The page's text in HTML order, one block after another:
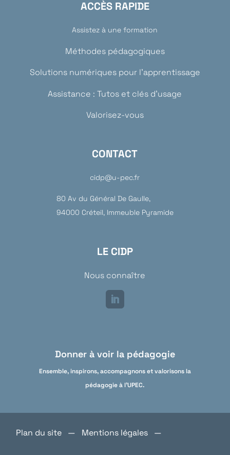
ACCÈS RAPIDE
Assistez à une formation
Méthodes pédagogiques
Solutions numériques pour l’apprentissage
Assistance : Tutos et clés d’usage
Valorisez-vous
CONTACT
cidp@u-pec.fr
80 Av du Général De Gaulle,
94000 Créteil, Immeuble Pyramide
LE CIDP
Nous connaître
Donner à voir la pédagogie
Ensemble, inspirons, accompagnons et valorisons la
pédagogie à l'UPEC.
Plan du site — Mentions légales —